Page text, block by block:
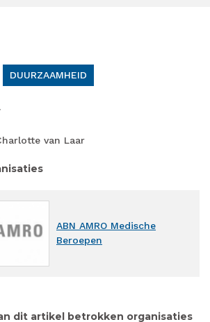
DUURZAAMHEID
van Laar
ABN AMRO Medische
Beroepen
dit artikel betrokken organisaties